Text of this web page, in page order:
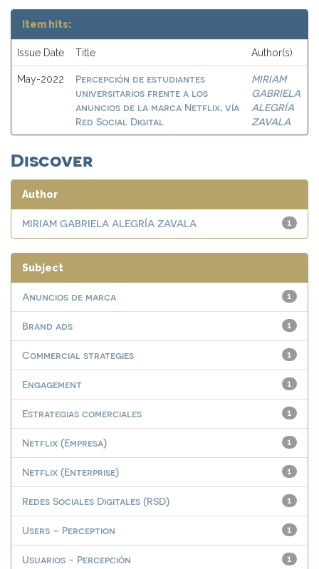
Item hits:
Issue Date Title Author(s)
May-2022
Percepción de estudiantes
universitarios frente a los
anuncios de la marca Netflix, vía
Red Social Digital
MIRIAM
GABRIELA
ALEGRÍA
ZAVALA
Discover
Author
1
MIRIAM GABRIELA ALEGRÍA ZAVALA
Subject
1
Anuncios de marca
1
Brand ads
1
Commercial strategies
1
Engagement
1
Estrategias comerciales
1
Netflix (Empresa)
1
Netflix (Enterprise)
1
Redes Sociales Digitales (RSD)
1
Users – Perception
1
Usuarios - Percepción